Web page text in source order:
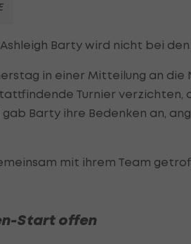
Barty wird nicht bei den
in einer Mitteilung an
Turnier verzichten,
Barty ihre Bedenken an,
mit ihrem Team
Start offen